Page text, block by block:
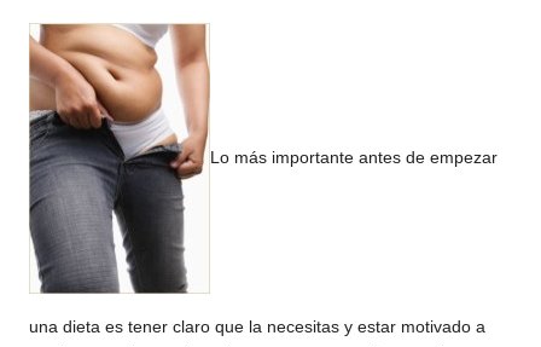
Lo más importante antes de empezar
una dieta es tener claro que la necesitas y estar motivado a